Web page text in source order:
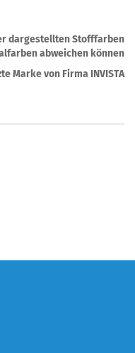
dargestellten Stofffarben
abweichen können
Marke von Firma INVISTA